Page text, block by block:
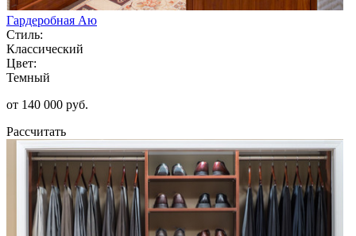
Гардеробная Аю
Стиль:
Классический
Цвет:
Темный
от 140 000 руб.
Рассчитать